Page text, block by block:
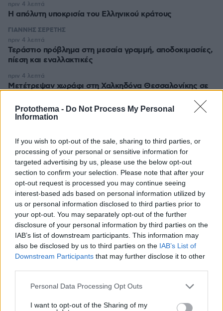
Protothema - Do Not Process My Personal
Information
If you wish to opt-out of the sale, sharing to third parties, or
processing of your personal or sensitive information for
targeted advertising by us, please use the below opt-out
section to confirm your selection. Please note that after your
opt-out request is processed you may continue seeing
interest-based ads based on personal information utilized by
us or personal information disclosed to third parties prior to
your opt-out. You may separately opt-out of the further
disclosure of your personal information by third parties on the
IAB’s list of downstream participants. This information may
also be disclosed by us to third parties on the IAB’s List of
Downstream Participants that may further disclose it to other
Please note that this website/app uses one or more Google
not limited to your visit or usage behaviour. You may click to
Personal Data Processing Opt Outs
I want to opt-out of the Sharing of my
Η απόλυτη υποκρισία του Ελληνικού κράτους
πριν 4 λεπτά
ΓΙΑΝΝΗΣ ΣΕΡΕΤΗΣ
Τεράστιο πρόβλημα στη μεσαία γραμμή, αποδοκιμασίες,
πίεση και εναλλακτικές
πριν 4 λεπτά
Μετέτρεψαν χωράφι στη Χαλκηδόνα Θεσσαλονίκης σε
πριν 4 λεπτά
Το μυστήριο με το «rainbow baby» λύθηκε μετά από 65
πριν 5 λεπτά
Συνεχίζει να γράφει ιστορία ο Άλεν: «Σέρβιρε» τον
Μέσι σε εντυπωσιακή εμφάνιση με 3 ασίστ
πριν 6 λεπτά
Κράζεις, θαυμάζεις - Ξεπούλησε αυτό το αυτοκίνητο
πριν 6 λεπτά
Ιλαρά: Ακριβό το τίμημα της χαμηλής εμβολιαστικής
κάλυψης στις ΗΠΑ – Κάθε κρούσμα κοστίζει πάνω από
53.000 δολάρια
πριν 12 λεπτά
πριν 13 λεπτά
Η Δανάη Παππά κάνει διακοπές στην Εύβοια: Κανένα